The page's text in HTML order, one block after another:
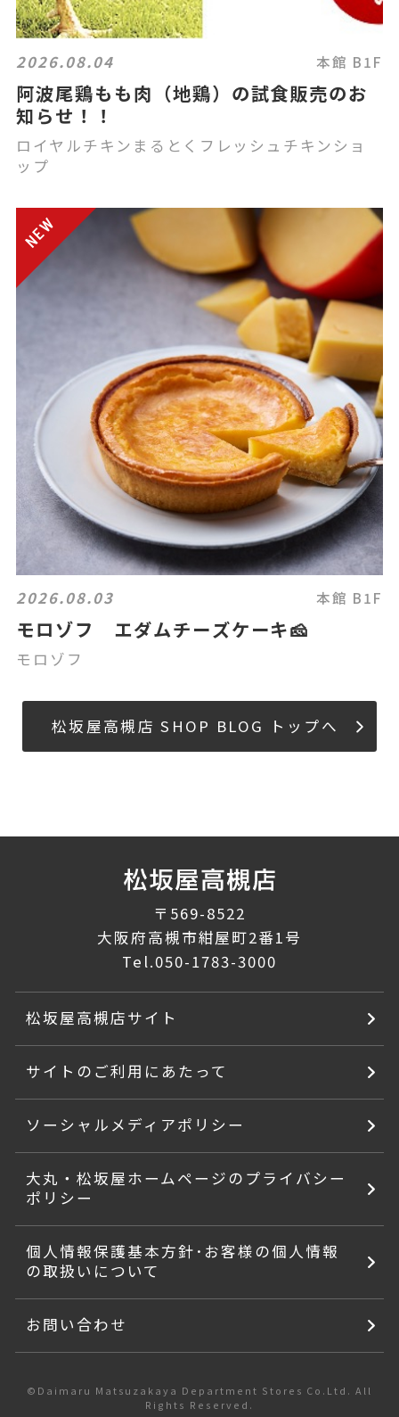
2026.08.04 本館 B1F
阿波尾鶏もも肉（地鶏）の試食販売のお
知らせ！！
ロイヤルチキンまるとくフレッシュチキンショ
ップ
2026.08.03 本館 B1F
モロゾフ エダムチーズケーキ🧀
モロゾフ
松坂屋高槻店 SHOP BLOG トップへ
〒569-8522
大阪府高槻市紺屋町2番1号
Tel.050-1783-3000
松坂屋高槻店サイト
サイトのご利用にあたって
ソーシャルメディアポリシー
大丸・松坂屋ホームページのプライバシー
ポリシー
個人情報保護基本方針･お客様の個人情報
の取扱いについて
お問い合わせ
©Daimaru Matsuzakaya Department Stores Co.Ltd. All
Rights Reserved.